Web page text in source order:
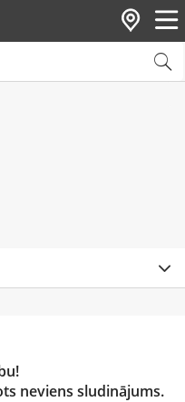
neviens sludinājums.